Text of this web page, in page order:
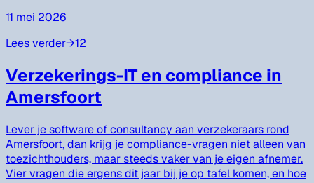
11 mei 2026
Lees verder→12
Verzekerings-IT en compliance in
Amersfoort
Lever je software of consultancy aan verzekeraars rond
Amersfoort, dan krijg je compliance-vragen niet alleen van
toezichthouders, maar steeds vaker van je eigen afnemer.
Vier vragen die ergens dit jaar bij je op tafel komen, en hoe